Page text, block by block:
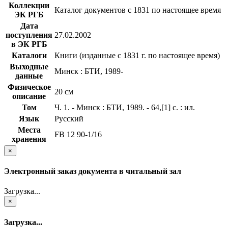
Коллекции
ЭК РГБ
Каталог документов с 1831 по настоящее время
Дата
поступления
в ЭК РГБ
27.02.2002
Каталоги
Книги (изданные с 1831 г. по настоящее время)
Выходные
данные
Минск : БТИ, 1989-
Физическое
описание
20 см
Том
Ч. 1. - Минск : БТИ, 1989. - 64,[1] с. : ил.
Язык
Русский
Места
хранения
FB 12 90-1/16
×
Электронный заказ документа в читальный зал
Загрузка...
×
Загрузка...